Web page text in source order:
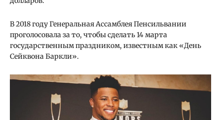
В 2018 году Генеральная Ассамблея Пенсильвании
проголосовала за то, чтобы сделать 14 марта
государственным праздником, известным как «День
Сейквона Баркли».